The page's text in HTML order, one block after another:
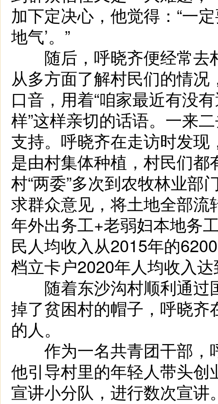
加下定决心，他觉得：“一
地气’。”
随后，呼晓齐便经常去
从多方面了解村民们的情
口音，用着“咱家最近有没
样”这样亲切的话语。一来
支持。呼晓齐在走访时发
是由村集体种植，村民们
村“两委”多次到农牧林业部
求群众意见，将土地全部流
年外出务工+老弱妇本地务
民人均收入从2015年的
档立卡户2020年人均收入
随着东沙沟村顺利通过
掉了贫困村的帽子，呼晓
的人。
作为一名共青团干部，
他引导村里的年轻人带头
宣讲小分队，进行数次宣